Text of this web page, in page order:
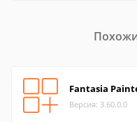
Fantasia
Версия: 3.60.0.0